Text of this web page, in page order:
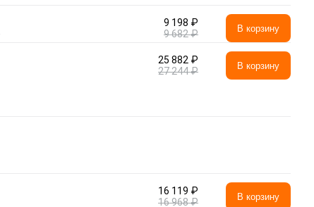
9 198 ₽
9 682 ₽
В корзину
25 882 ₽
27 244 ₽
В корзину
16 119 ₽
16 968 ₽
В корзину